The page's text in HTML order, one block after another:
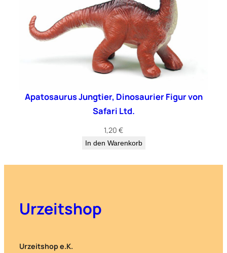
Apatosaurus Jungtier, Dinosaurier Figur von
Safari Ltd.
1,20 €
In den Warenkorb
Urzeitshop
Urzeitshop e.K.